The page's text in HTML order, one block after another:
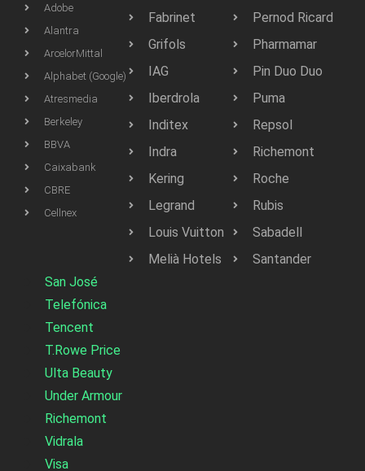
Adobe
Alantra
ArcelorMittal
Alphabet (Google)
Atresmedia
Berkeley
BBVA
Caixabank
CBRE
Cellnex
Fabrinet
Grifols
IAG
Iberdrola
Inditex
Indra
Kering
Legrand
Louis Vuitton
Melià Hotels
Pernod Ricard
Pharmamar
Pin Duo Duo
Puma
Repsol
Richemont
Roche
Rubis
Sabadell
Santander
San José
Telefónica
Tencent
T.Rowe Price
Ulta Beauty
Under Armour
Richemont
Vidrala
Visa